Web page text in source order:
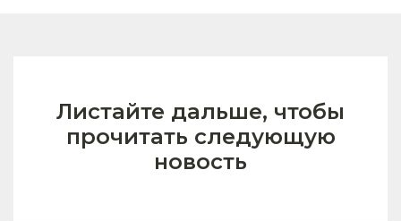
Листайте дальше, чтобы
прочитать следующую
новость